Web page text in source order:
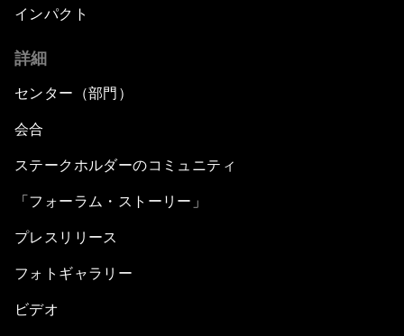
インパクト
詳細
センター（部門）
会合
ステークホルダーのコミュニティ
「フォーラム・ストーリー」
プレスリリース
フォトギャラリー
ビデオ